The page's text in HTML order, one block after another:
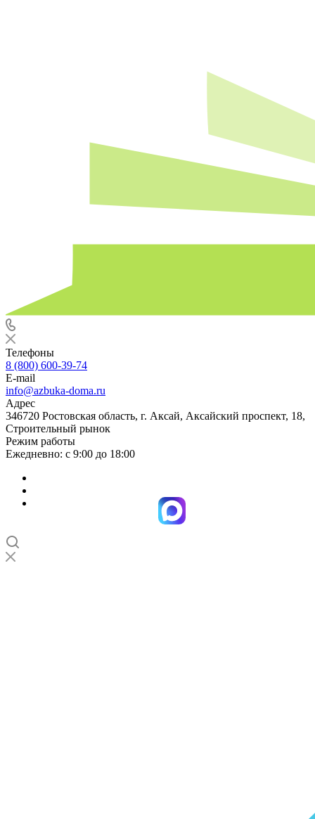
Телефоны
8 (800) 600-39-74
E-mail
info@azbuka-doma.ru
Адрес
346720 Ростовская область, г. Аксай, Аксайский проспект, 18,
Строительный рынок
Режим работы
Ежедневно: с 9:00 до 18:00